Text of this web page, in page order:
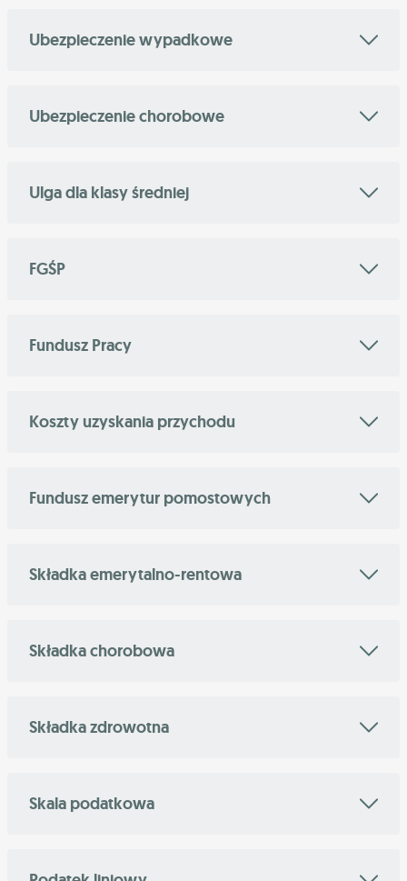
Ubezpieczenie wypadkowe
Ubezpieczenie chorobowe
Ulga dla klasy średniej
FGŚP
Fundusz Pracy
Koszty uzyskania przychodu
Fundusz emerytur pomostowych
Składka emerytalno-rentowa
Składka chorobowa
Składka zdrowotna
Skala podatkowa